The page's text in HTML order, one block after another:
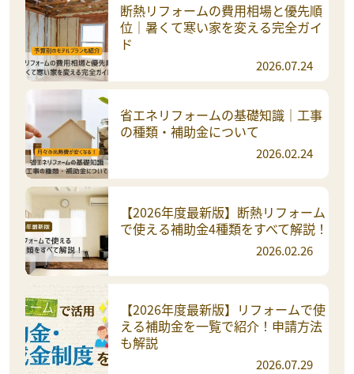
断熱リフォームの費用相場と優先順
位｜暑くて寒い家を変える完全ガイ
ド
2026.07.24
省エネリフォームの基礎知識｜工事
の種類・補助金について
2026.02.24
【2026年度最新版】断熱リフォーム
で使える補助金4種類をすべて解説！
2026.02.26
【2026年度最新版】リフォームで使
える補助金を一覧で紹介！申請方法
も解説
2026.07.29